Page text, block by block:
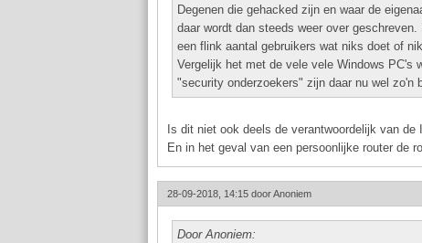
Degenen die gehacked zijn en waar de
daar wordt dan steeds weer over
een flink aantal gebruikers wat niks doet of
Vergelijk het met de vele vele Windows PC's
"security onderzoekers" zijn daar nu wel zo'n
Is dit niet ook deels de verantwoordelijk van de
En in het geval van een persoonlijke router de
28-09-2018, 14:15 doorAnoniem
Door Anoniem: